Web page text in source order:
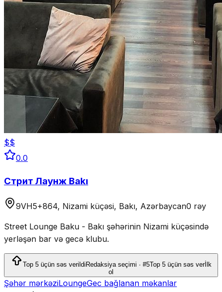
$$
0.0
Стрит Лаунж Bakı
9VH5+864, Nizami küçəsi, Bakı, Azərbaycan0 rəy
Street Lounge Baku - Bakı şəhərinin Nizami küçəsində
yerləşən bar və gecə klubu.
Top 5 üçün səs verildi Redaksiya seçimi · #5Top 5 üçün səs verİlk
ol
Şəhər mərkəziLoungeGec bağlanan məkanlar